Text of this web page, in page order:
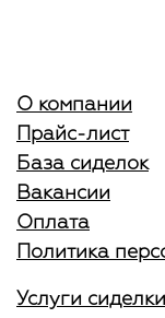
О компании
Прайс-лист
База сиделок
Вакансии
Оплата
Политика
Услуги сиделки